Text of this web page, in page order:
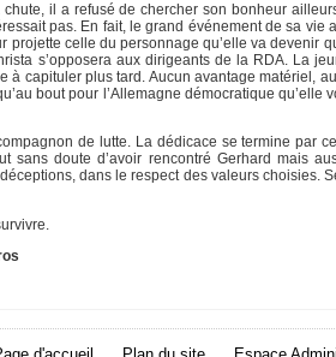
il a refusé de chercher son bonheur
pas. En fait, le grand événement de sa vie
projette celle du personnage qu’elle va devenir
s’opposera aux dirigeants de la RDA. La
à capituler plus tard. Aucun avantage matériel,
bout pour l’Allemagne démocratique qu’elle
de lutte. La dédicace se termine par
sans doute d’avoir rencontré Gerhard mais
dans le respect des valeurs choisies.